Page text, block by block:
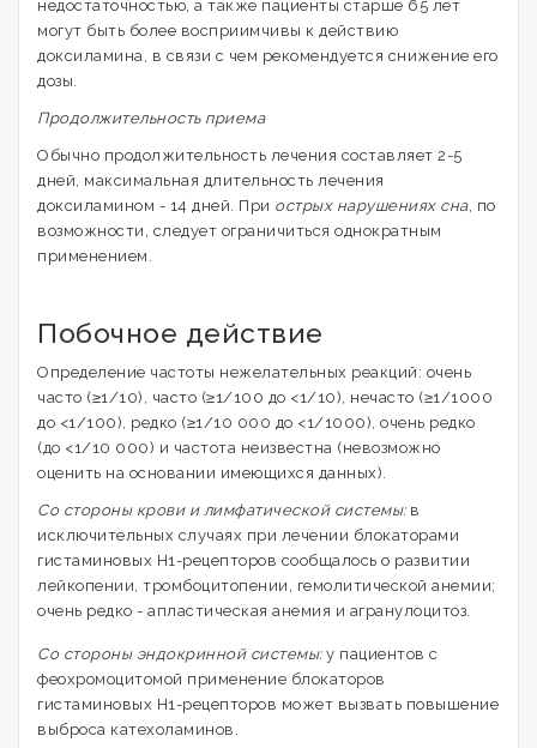
недостаточностью, а также пациенты старше 65 лет
могут быть более восприимчивы к действию
доксиламина, в связи с чем рекомендуется снижение его
дозы.
Продолжительность приема
Обычно продолжительность лечения составляет 2-5
дней, максимальная длительность лечения
доксиламином - 14 дней. При острых нарушениях сна, по
возможности, следует ограничиться однократным
применением.
Побочное действие
Определение частоты нежелательных реакций: очень
часто (≥1/10), часто (≥1/100 до <1/10), нечасто (≥1/1000
до <1/100), редко (≥1/10 000 до <1/1000), очень редко
(до <1/10 000) и частота неизвестна (невозможно
оценить на основании имеющихся данных).
Со стороны крови и лимфатической системы:в
исключительных случаях при лечении блокаторами
гистаминовых Н1-рецепторов сообщалось о развитии
лейкопении, тромбоцитопении, гемолитической анемии;
очень редко - апластическая анемия и агранулоцитоз.
Со стороны эндокринной системы:у пациентов с
феохромоцитомой применение блокаторов
гистаминовых Н1-рецепторов может вызвать повышение
выброса катехоламинов.